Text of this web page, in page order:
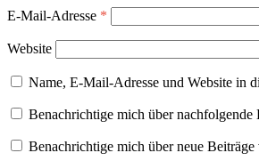
E-Mail-Adresse *
Website
Name, E-Mail-Adresse und Website in
Benachrichtige mich über
Benachrichtige mich über neue